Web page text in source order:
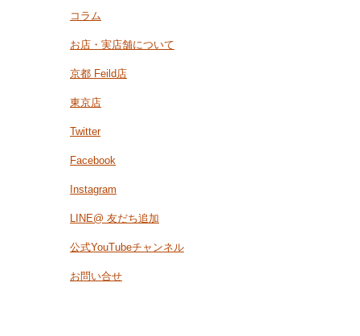
コラム
お店・実店舗について
京都 Feild店
東京店
Twitter
Facebook
Instagram
LINE@ 友だち追加
公式YouTubeチャンネル
お問い合せ